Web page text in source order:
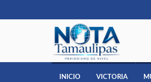
INICIO VICTORIA